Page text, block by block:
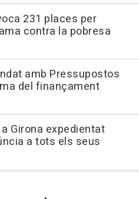
231 places per
contra la pobresa
amb Pressupostos
del finançament
Girona expedientat
a tots els seus